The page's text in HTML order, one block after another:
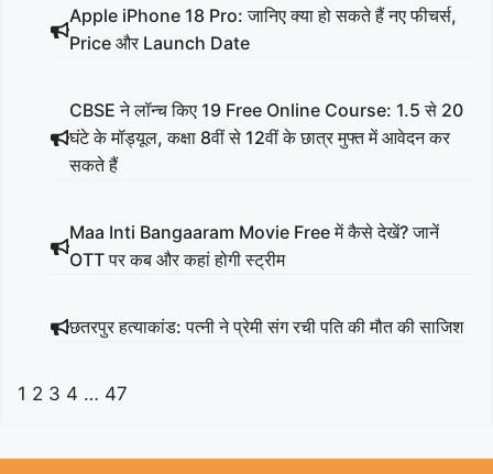
Apple iPhone 18 Pro: जानिए क्या हो सकते हैं नए फीचर्स,
Price और Launch Date
CBSE ने लॉन्च किए 19 Free Online Course: 1.5 से 20
घंटे के मॉड्यूल, कक्षा 8वीं से 12वीं के छात्र मुफ्त में आवेदन कर
सकते हैं
Maa Inti Bangaaram Movie Free में कैसे देखें? जानें
OTT पर कब और कहां होगी स्ट्रीम
छतरपुर हत्याकांड: पत्नी ने प्रेमी संग रची पति की मौत की साजिश
1 2 3 4 … 47